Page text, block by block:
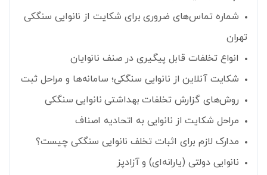
شماره تماس‌های ضروری برای شکایت از نانوایی سنگکی
تهران
انواع تخلفات قابل پیگیری در صنف نانوایان
شکایت آنلاین از نانوایی سنگکی؛ سامانه‌ها و مراحل ثبت
روش‌های گزارش تخلفات بهداشتی نانوایی سنگکی
مراحل شکایت از نانوایی به اتحادیه اصناف
مدارک لازم برای اثبات تخلف نانوایی سنگکی چیست؟
نانوایی دولتی (یارانه‌ای) و آزادپز